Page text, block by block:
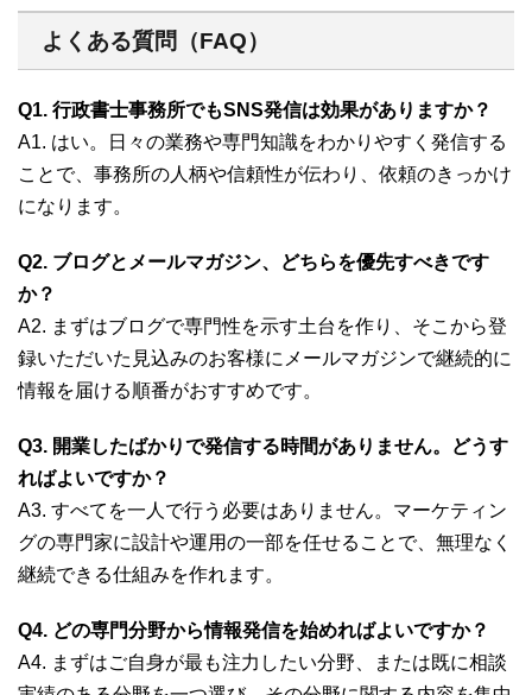
よくある質問（FAQ）
Q1. 行政書士事務所でもSNS発信は効果がありますか？
A1. はい。日々の業務や専門知識をわかりやすく発信する
ことで、事務所の人柄や信頼性が伝わり、依頼のきっかけ
になります。
Q2. ブログとメールマガジン、どちらを優先すべきです
か？
A2. まずはブログで専門性を示す土台を作り、そこから登
録いただいた見込みのお客様にメールマガジンで継続的に
情報を届ける順番がおすすめです。
Q3. 開業したばかりで発信する時間がありません。どうす
ればよいですか？
A3. すべてを一人で行う必要はありません。マーケティン
グの専門家に設計や運用の一部を任せることで、無理なく
継続できる仕組みを作れます。
Q4. どの専門分野から情報発信を始めればよいですか？
A4. まずはご自身が最も注力したい分野、または既に相談